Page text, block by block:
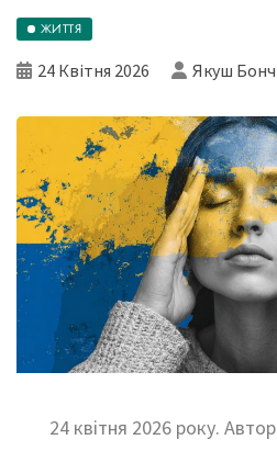
ЖИТТЯ
24 Квітня 2026 Якуш
24 квітня 2026 року.